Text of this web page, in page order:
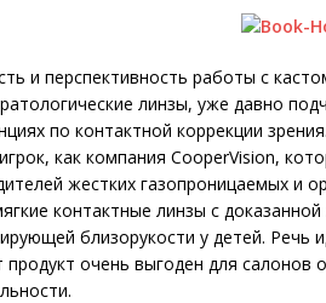
и перспективность работы с
линзы, уже давно
по контактной коррекции
как компания CooperVision,
жестких газопроницаемых и
контактные линзы с
близорукости у детей. Речь
продукт очень выгоден для салонов